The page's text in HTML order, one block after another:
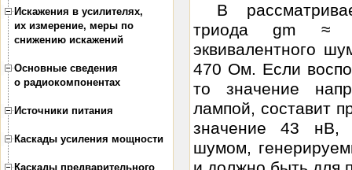
Искажения в усилителях,
их измерение, меры по
снижению искажений
Основные сведения
о радиокомпонентах
Источники питания
Каскады усиления мощности
Каскады предварительного
В
триода gm ≈
эквивалентного
470 Ом. Если
то значение
лампой, составит
значение 43 нВ,
шумом,